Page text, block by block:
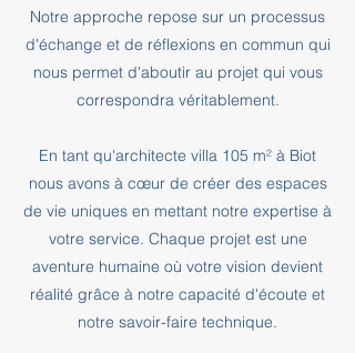
Notre approche repose sur un processus
d'échange et de réflexions en commun qui
nous permet d'aboutir au projet qui vous
correspondra véritablement.
En tant qu'architecte villa 105 m² à Biot
nous avons à cœur de créer des espaces
de vie uniques en mettant notre expertise à
votre service. Chaque projet est une
aventure humaine où votre vision devient
réalité grâce à notre capacité d'écoute et
notre savoir-faire technique.